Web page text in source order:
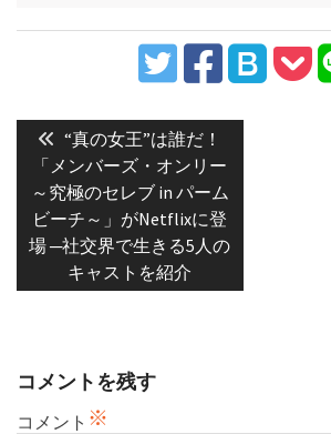
ビ
ゲ
ー
Previous
post:
“真の女王”は誰だ！
「メンバーズ・オンリー
～究極のセレブ in パーム
ビーチ～」がNetflixに登
場 ─社交界で生きる5人の
キャストを紹介
コメントを残す
コメント ※